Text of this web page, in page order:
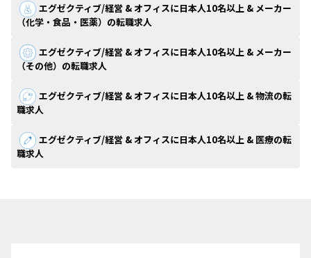
エグゼクティブ/経営 & オフィスに日本人10名以上 & メーカー
（化学・食品・医薬）の転職求人
エグゼクティブ/経営 & オフィスに日本人10名以上 & メーカー
（その他）の転職求人
エグゼクティブ/経営 & オフィスに日本人10名以上 & 物流の転
職求人
エグゼクティブ/経営 & オフィスに日本人10名以上 & 医療の転
職求人